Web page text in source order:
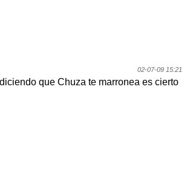
02-07-09 15:21
que Chuza te marronea es cierto